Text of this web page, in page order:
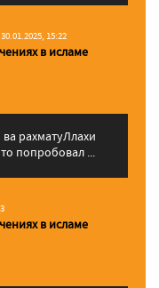
30.01.2025, 15:22
в исламе
попробовал ...
в исламе